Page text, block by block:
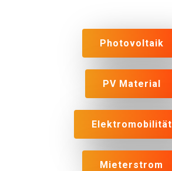
Photovoltaik
PV Material
Elektromobilität
Mieterstrom